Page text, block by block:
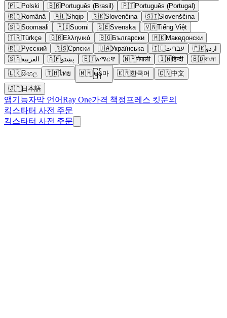
🇵🇱Polski 🇧🇷Português (Brasil) 🇵🇹Português (Portugal)
🇷🇴Română 🇦🇱Shqip 🇸🇰Slovenčina 🇸🇮Slovenščina
🇸🇴Soomaali 🇫🇮Suomi 🇸🇪Svenska 🇻🇳Tiếng Việt
🇹🇷Türkçe 🇬🇷Ελληνικά 🇧🇬Български 🇲🇰Македонски
🇷🇺Русский 🇷🇸Српски 🇺🇦Українська 🇮🇱עבריت 🇵🇰اردو
🇸🇦العربية 🇦🇫پښتو 🇪🇹አማርኛ 🇳🇵नेपाली 🇮🇳हिन्दी 🇧🇩বাংলা
🇱🇰සිංහල 🇹🇭ไทย 🇲🇲မြန်마 🇰🇷한국어 🇨🇳中文
🇯🇵日本語
앱기능자막 언어Ray One가격 책정 프레스 킷문의
킥스타터 사전 주문
킥스타터 사전 주문